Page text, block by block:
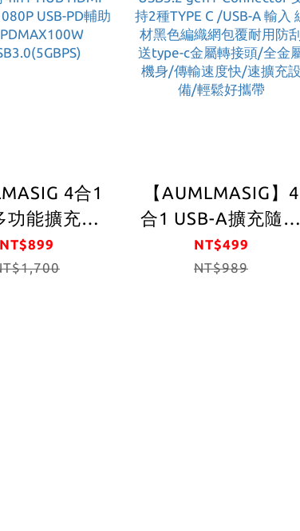
4合1
功能擴充集
in-1 HDMI
螢幕同顯隨
NT$899
【AUMLMASIG】4
合1 USB-A擴充隨身
集線器 USB-A 4in1-
HUB 全金屬機身
NT$499
NT$989